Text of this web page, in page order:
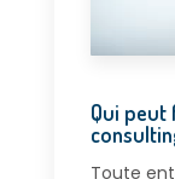
Qui peut
Toute